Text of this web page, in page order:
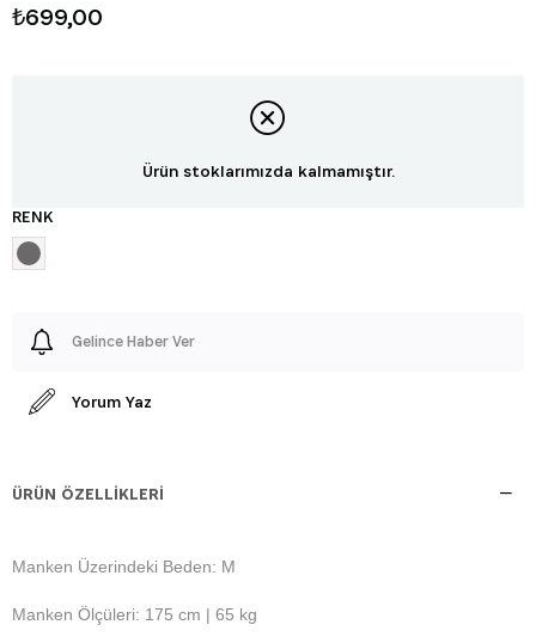
₺699,00
Ürün stoklarımızda kalmamıştır.
RENK
Gelince Haber Ver
Yorum Yaz
ÜRÜN ÖZELLIKLERI
Manken Üzerindeki Beden: M
Manken Ölçüleri: 175 cm | 65 kg